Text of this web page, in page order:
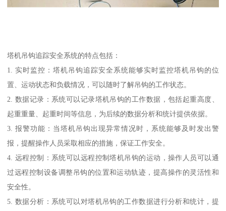
塔机吊钩追踪安全系统的特点包括：
1. 实时监控：塔机吊钩追踪安全系统能够实时监控塔机吊钩的位
置、运动状态和负载情况，可以随时了解吊钩的工作状态。
2. 数据记录：系统可以记录塔机吊钩的工作数据，包括起重高度、
起重重量、起重时间等信息，为后续的数据分析和统计提供依据。
3. 报警功能：当塔机吊钩出现异常情况时，系统能够及时发出警
报，提醒操作人员采取相应的措施，保证工作安全。
4. 远程控制：系统可以远程控制塔机吊钩的运动，操作人员可以通
过远程控制设备调整吊钩的位置和运动轨迹，提高操作的灵活性和
安全性。
5. 数据分析：系统可以对塔机吊钩的工作数据进行分析和统计，提